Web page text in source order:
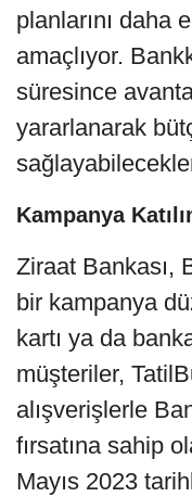
planlarını daha
amaçlıyor.
süresince
yararlanarak
Kampanya
Ziraat Bankası,
bir kampanya
kartı ya da
müşteriler,
alışverişlerle
fırsatına sahip
Mayıs 2023